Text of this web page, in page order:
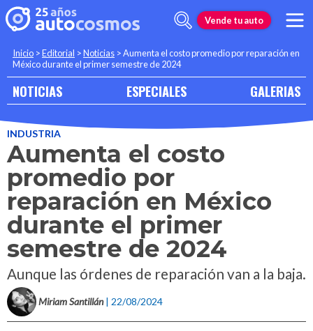
Vende tu auto
Inicio >Editorial >Noticias >Aumenta el costo promedio por reparación en
México durante el primer semestre de 2024
NOTICIAS ESPECIALES GALERIAS
INDUSTRIA
Aumenta el costo
promedio por
reparación en México
durante el primer
semestre de 2024
Aunque las órdenes de reparación van a la baja.
Miriam Santillán | 22/08/2024